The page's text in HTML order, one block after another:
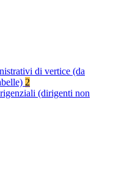
di vertice (da
2
(dirigenti non